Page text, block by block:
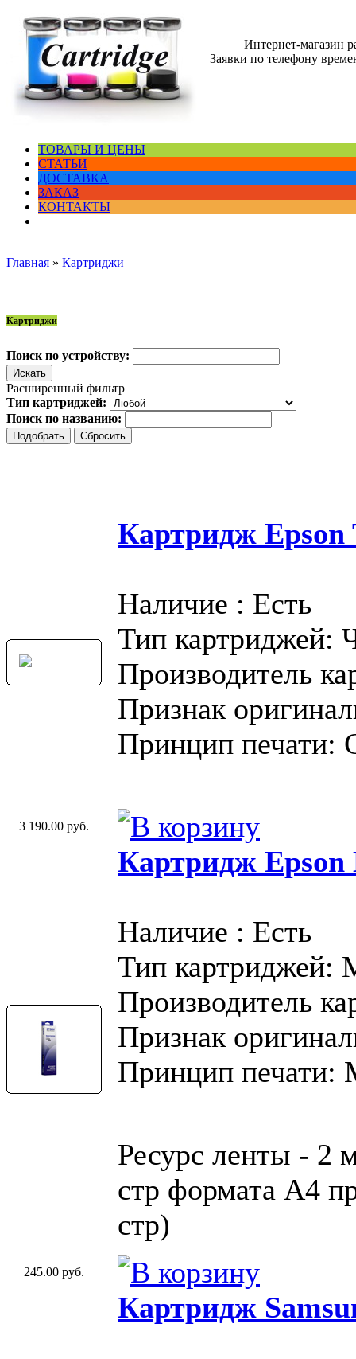
Интернет-магазин
Заявки по телефону
ТОВАРЫ И ЦЕНЫ
СТАТЬИ
ДОСТАВКА
ЗАКАЗ
КОНТАКТЫ
Главная » Картриджи
Картриджи
Поиск по устройству:
Расширенный фильтр
Тип картриджей:
Поиск по названию:
Картридж Epson
Наличие : Есть
Тип картриджей:
Производитель
Признак
Принцип печати:
3 190.00 руб.
Картридж Epson
Наличие : Есть
Тип картриджей:
Производитель
Признак
Принцип печати:
Ресурс ленты - 2
стр формата A4
стр)
245.00 руб.
Картридж